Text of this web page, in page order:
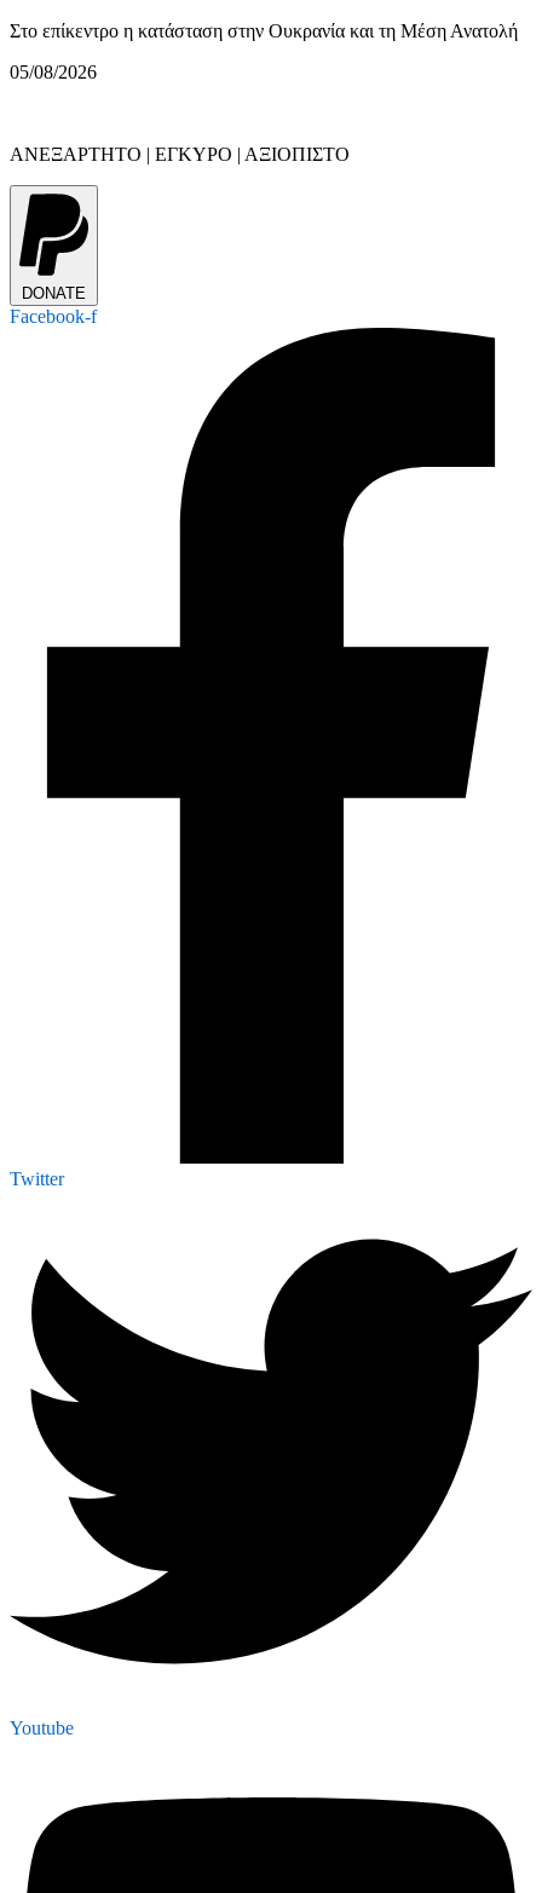
Στο επίκεντρο η κατάσταση στην Ουκρανία και τη Μέση Ανατολή
05/08/2026
ΑΝΕΞΑΡΤΗΤΟ | ΕΓΚΥΡΟ | ΑΞΙΟΠΙΣΤΟ
DONATE
Facebook-f
Twitter
Youtube